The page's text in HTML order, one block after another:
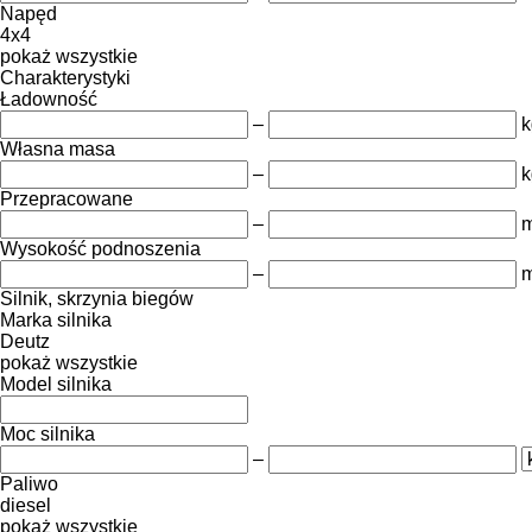
Napęd
4x4
pokaż wszystkie
Charakterystyki
Ładowność
–
Własna masa
–
Przepracowane
–
Wysokość podnoszenia
–
Silnik, skrzynia biegów
Marka silnika
Deutz
pokaż wszystkie
Model silnika
Moc silnika
–
Paliwo
diesel
pokaż wszystkie